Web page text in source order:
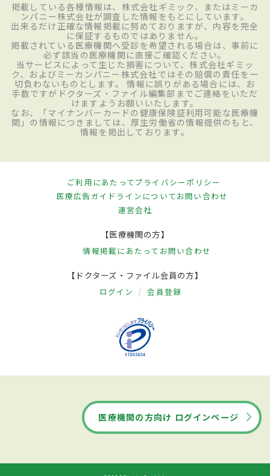
掲載している各種情報は、株式会社ギミック、またはミーカ
ンパニー株式会社が調査した情報をもとにしています。
出来るだけ正確な情報掲載に努めておりますが、内容を完全
に保証するものではありません。
掲載されている医療機関へ受診を希望される場合は、事前に
必ず該当の医療機関に直接ご確認ください。
当サービスによって生じた損害について、株式会社ギミッ
ク、およびミーカンパニー株式会社ではその賠償の責任を一
切負わないものとします。 情報に誤りがある場合には、お
手数ですがドクターズ・ファイル編集部までご連絡をいただ
けますようお願いいたします。
なお、「マイナンバーカードの健康保険証利用可能な医療機
関」の情報につきましては、厚生労働省の情報提供のもと、
情報を掲出しております。
ご利用にあたってプライバシーポリシー
医療広告ガイドラインについてお問い合わせ
運営会社
【医療機関の方】
情報掲載にあたって お問い合わせ
【ドクターズ・ファイル会員の方】
ログイン 会員登録
医療機関の方向け ログインページ